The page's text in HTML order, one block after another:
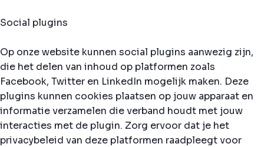
Social plugins
Op onze website kunnen social plugins aanwezig zijn,
die het delen van inhoud op platformen zoals
Facebook, Twitter en LinkedIn mogelijk maken. Deze
plugins kunnen cookies plaatsen op jouw apparaat en
informatie verzamelen die verband houdt met jouw
interacties met de plugin. Zorg ervoor dat je het
privacybeleid van deze platformen raadpleegt voor